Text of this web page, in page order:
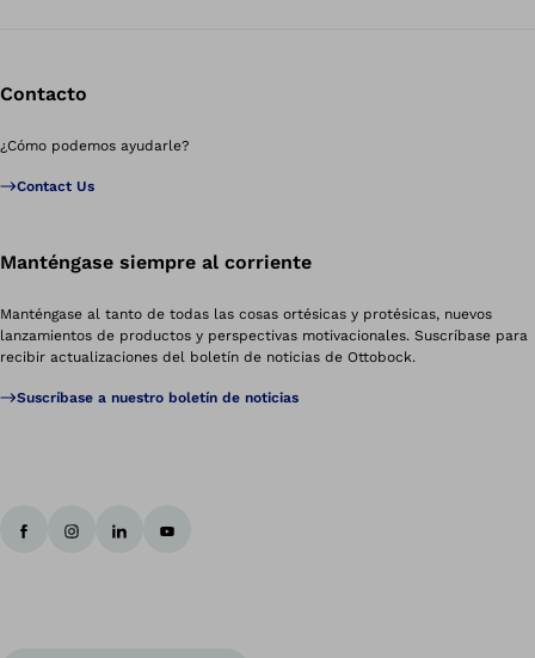
Contacto
¿Cómo podemos ayudarle?
Contact Us
Manténgase siempre al corriente
Manténgase al tanto de todas las cosas ortésicas y protésicas, nuevos
lanzamientos de productos y perspectivas motivacionales. Suscríbase para
recibir actualizaciones del boletín de noticias de Ottobock.
Suscríbase a nuestro boletín de noticias